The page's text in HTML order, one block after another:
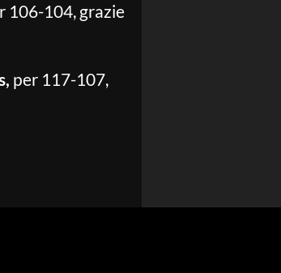
106-104, grazie
per 117-107,